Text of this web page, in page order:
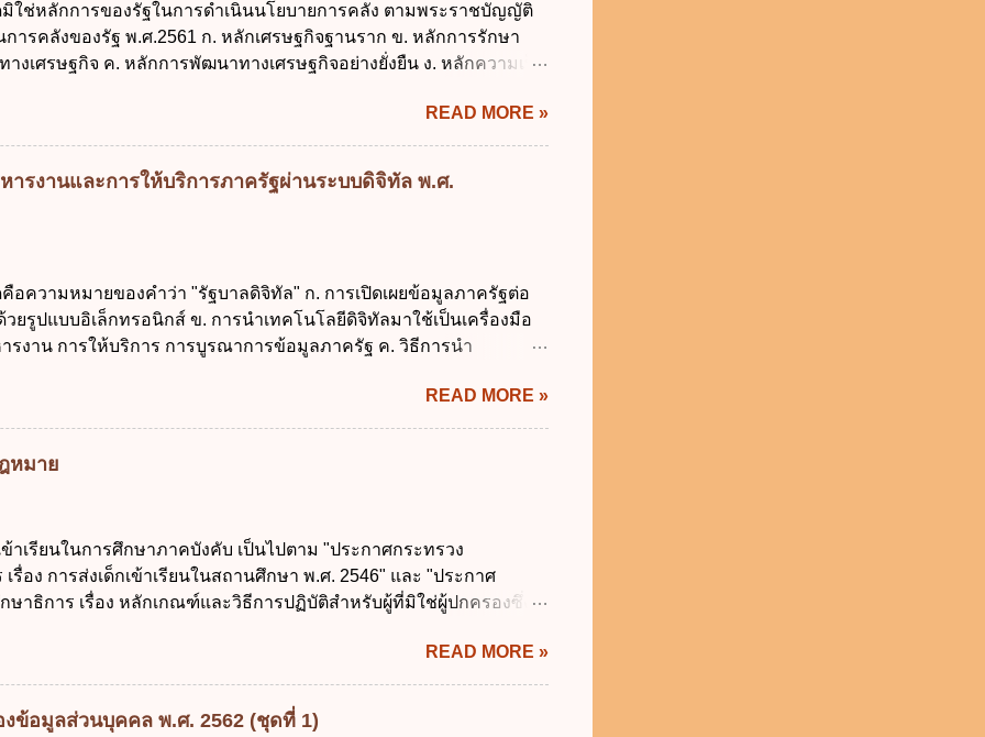
าณ พ.ศ. 2561 4. รัฐมนตรีว่าการกระทรวงการคลังมีหน้าที่ควบคุมการ
ะมาณให้เป็นไปอย่างโปร่งใสและตรวจสอบได้ ข้อ 4. พระราชบัญญัติวิธี
าณ พ.ศ. 2561 บัญญัติให้การบริหา...
ใช่หลักการของรัฐในการดำเนินนโยบายการคลัง ตามพระราชบัญญัติ
การคลังของรัฐ พ.ศ.2561 ก. หลักเศรษฐกิจฐานราก ข. หลักการรักษา
างเศรษฐกิจ ค. หลักการพัฒนาทางเศรษฐกิจอย่างยั่งยืน ง. หลักความเป็น
นการบริหารหนี้สาธารณะเป็นไปตามข้อใด ก. ไม่เกินร้อยละ 5 ข. ไม่เกิน
. ไม่เกินร้อยละ 35 ง. ไม่เกินร้อยละ 60 ข้อ 3 กฎหมายว่าด้วยวินัยการเงิน
งรัฐกำหนดหลักการห้ามเสนอกฎหมายที่ให้จัดเก็บภาษีอากรหรือค่า
เพิ่มขึ้นจากที่กำหนดไว้ในกฎหมายเพื่อการนำไปใช้จ่ายตามวัตถุประสงค์
ชุมชน ข. เพื่อป็นรายได้ขององค์กรปกครองส่วนท้องถิ่น ค. มีเหตุจำเป็น
งนำแผนการคลังระยะปานกลางที่คณะรัฐมนตรีเห็นชอบแล้วไปใช้
พิจารณาในเรื่องต่อไปนี้ ยกเว้นข้อใด ก. การจัดเก็บหรือหารายได้ ข.
งบประมาณรายจ่าย ค. การจัดทำงบประมาณ ง. การก่...
READ MORE »
ารงานและการให้บริการภาครัฐผ่านระบบดิจิทัล พ.ศ.
อความหมายของคำว่า "รัฐบาลดิจิทัล" ก. การเปิดเผยข้อมูลภาครัฐต่อ
ยรูปแบบอิเล็กทรอนิกส์ ข. การนำเทคโนโลยีดิจิทัลมาใช้เป็นเครื่องมือ
รงาน การให้บริการ การบูรณาการข้อมูลภาครัฐ ค. วิธีการนำ
หาชน) ข้อ 2 การบริหารงานภาครัฐและการจัดทำบริการสาธารณะผ่าน
ต้องมีวัตถุประสงค์ดังต่อไปนี้ ยกเว้น ข้อใด ก. ให้มีการใช้ระบบดิจิทัล
ละเต็มศักยภาพ ข. พัฒนาโครงสร้างพื้นฐานด้านดิจิทัลที่จำเป็นให้เป็นไป
านสากล ค. พัฒนาการเชื่อมโยงเครือข่ายดิจิทัล ง. เพิ่มประสิทธิภาคใน
บประมาณให้เกิดความคุ้มค่าและเป็นไปตามเป้าหมาย ข้อ 3 ข้อใดกล่าว
เปลี่ยนข้อมูลกลาง ค. กำหนดสิทธิ หน้าที่ และความรับผิดชอบในการ
รข้อมูลของหน่วยงานของรัฐ ง. กำหนดกรอบและทิศทางการบริหารงาน
ารจัดทำบริการสาธารณะในรูปแบบดิจิทัล ข้อ 4 กรรมการพัฒนารัฐบาล
READ MORE »
หมาย
ข้าเรียนในการศึกษาภาคบังคับ เป็นไปตาม "ประกาศกระทรวง
รื่อง การส่งเด็กเข้าเรียนในสถานศึกษา พ.ศ. 2546" และ "ประกาศ
ษาธิการ เรื่อง หลักเกณฑ์และวิธีการปฏิบัติสำหรับผู้ที่มิใช่ผู้ปกครองซึ่งมี
าคบังคับ พ.ศ. 2545 ซึ่งเป็นกฎหมายที่มีโทษทางอาญา โดยมีสาระสำคัญ
"เด็ก" หมายถึง เด็กซึ่งมีอายุย่างเข้าปีที่ 7 จนถึงอายุย่างเข้าปีที่ 16 เว้น
บได้ชั้นปีที่ 9 ของการศึกษาภาคบังคับแล้ว 2. ผู้ปกครอง คือ 2.1 บิดา
READ MORE »
ข้อมูลส่วนบุคคล พ.ศ. 2562 (ชุดที่ 1)